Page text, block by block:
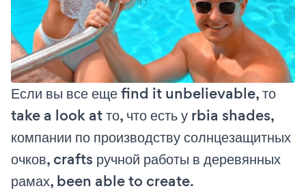
Если вы все еще find it unbelievable, то
take a look at то, что есть у rbia shades,
компании по производству солнцезащитных
очков, crafts ручной работы в деревянных
рамах, been able to create.